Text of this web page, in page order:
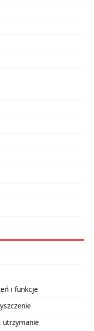
i funkcje
utrzymanie